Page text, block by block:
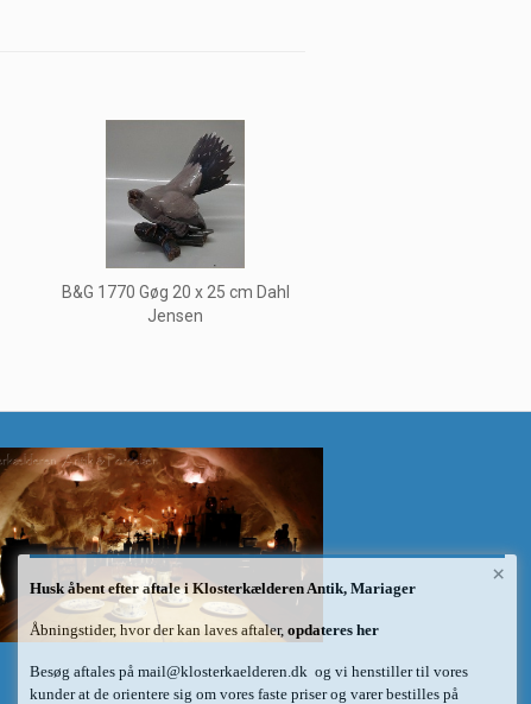
B&G 1770 Gøg 20 x 25 cm Dahl
Jensen
×
Husk åbent efter aftale i Klosterkælderen Antik, Mariager
Åbningstider, hvor der kan laves aftaler, opdateres her
Besøg aftales på mail@klosterkaelderen.dk og vi henstiller til vores
kunder at de orientere sig om vores faste priser og varer bestilles på